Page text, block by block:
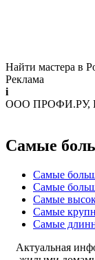
Найти мастера в
Реклама
i
ООО ПРОФИ.РУ,
Самые
Самые
Самые
Самые
Самые
Самые
Актуальная